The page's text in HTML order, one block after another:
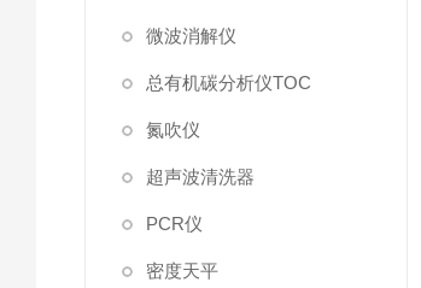
微波消解仪
总有机碳分析仪TOC
氮吹仪
超声波清洗器
PCR仪
密度天平